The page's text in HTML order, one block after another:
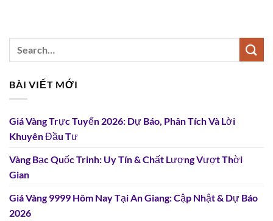
BÀI VIẾT MỚI
Giá Vàng Trực Tuyến 2026: Dự Báo, Phân Tích Và Lời
Khuyên Đầu Tư
Vàng Bạc Quốc Trinh: Uy Tín & Chất Lượng Vượt Thời
Gian
Giá Vàng 9999 Hôm Nay Tại An Giang: Cập Nhật & Dự Báo
2026